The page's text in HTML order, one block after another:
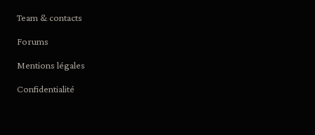
Team & contacts
Forums
Mentions légales
Confidentialité